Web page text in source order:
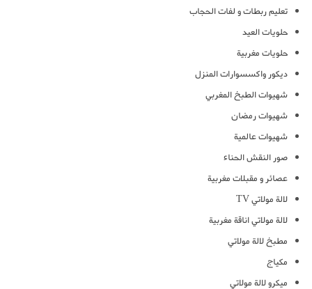
تعليم ربطات و لفات الحجاب
حلويات العيد
حلويات مغربية
ديكور واكسسوارات المنزل
شهيوات الطبخ المغربي
شهيوات رمضان
شهيوات عالمية
صور النقش الحناء
عصائر و مقبلات مغربية
لالة مولاتي TV
لالة مولاتي اناقة مغربية
مطبخ لالة مولاتي
مكياج
ميكرو لالة مولاتي